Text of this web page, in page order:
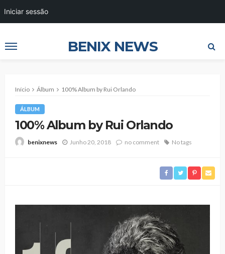
Iniciar sessão
BENIX NEWS
Início Álbum 100% Album by Rui Orlando
ÁLBUM
100% Album by Rui Orlando
benixnews Junho 20, 2018 no comment No tags